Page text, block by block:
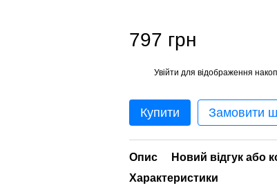
797 грн
Увійти для відображення
Купити Замовити
Опис
Новий відгук або
Характеристики